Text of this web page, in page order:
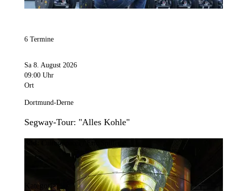
6 Termine
Sa 8. August 2026
09:00 Uhr
Ort
Dortmund-Derne
Segway-Tour: "Alles Kohle"
Culturespaces / Eric Spiller
Kategorie